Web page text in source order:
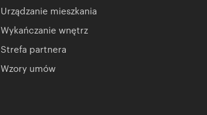
Urządzanie mieszkania
Wykańczanie wnętrz
Strefa partnera
Wzory umów